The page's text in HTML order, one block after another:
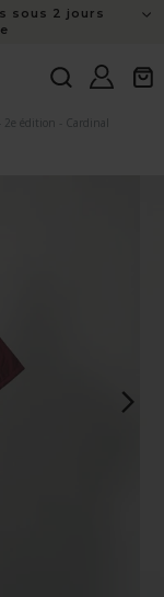
sous 2 jours
Connexion
2e édition - Cardinal